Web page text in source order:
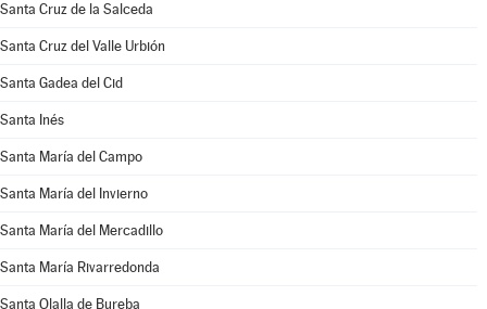
Santa Cruz de la Salceda
Santa Cruz del Valle Urbión
Santa Gadea del Cid
Santa Inés
Santa María del Campo
Santa María del Invierno
Santa María del Mercadillo
Santa María Rivarredonda
Santa Olalla de Bureba